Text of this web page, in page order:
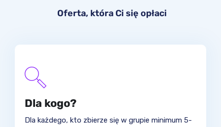
Oferta, która Ci się opłaci
Dla kogo?
Dla każdego, kto zbierze się w grupie minimum 5-